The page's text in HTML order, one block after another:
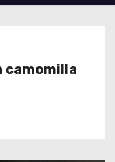
camomilla